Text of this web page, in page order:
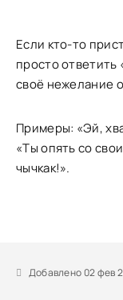
Если кто-то
просто ответить
своё нежелание
Примеры: «Эй,
«Ты опять со
чычкак!».
Добавлено 02 фев